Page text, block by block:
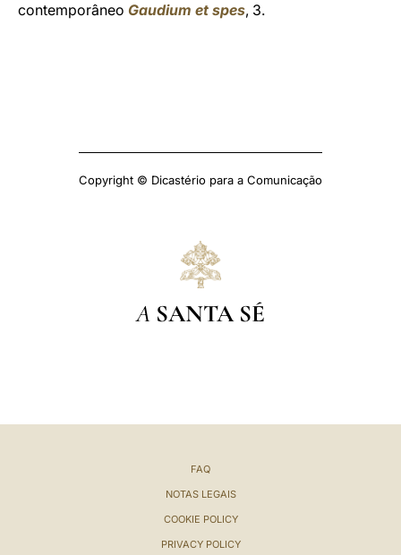
contemporâneo Gaudium et spes, 3.
Copyright © Dicastério para a Comunicação
A SANTA SÉ
FAQ
NOTAS LEGAIS
COOKIE POLICY
PRIVACY POLICY